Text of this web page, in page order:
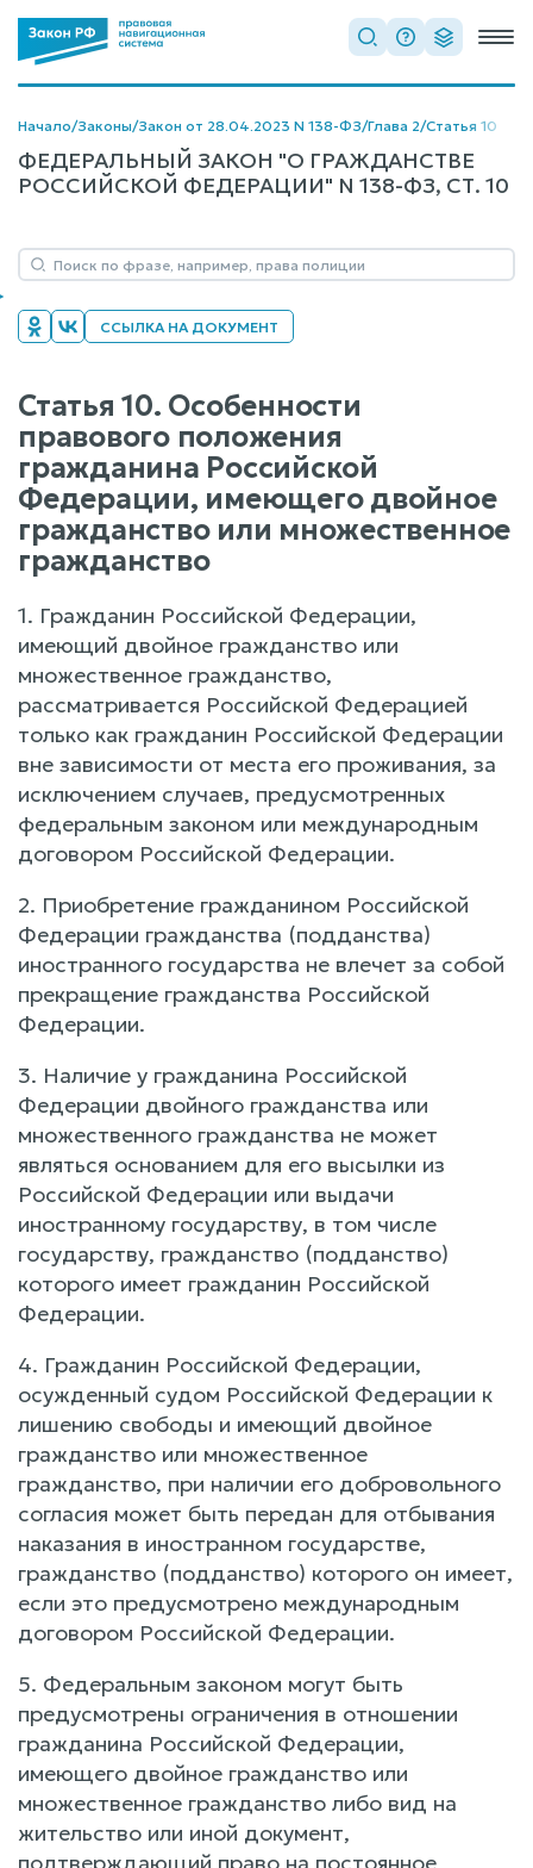
Начало/Законы/Закон от 28.04.2023 N 138-ФЗ/Глава 2/Статья 10
ФЕДЕРАЛЬНЫЙ ЗАКОН "О ГРАЖДАНСТВЕ
РОССИЙСКОЙ ФЕДЕРАЦИИ" N 138-ФЗ, СТ. 10
ССЫЛКА НА ДОКУМЕНТ
Статья 10. Особенности
правового положения
гражданина Российской
Федерации, имеющего двойное
гражданство или множественное
гражданство
1. Гражданин Российской Федерации,
имеющий двойное гражданство или
множественное гражданство,
рассматривается Российской Федерацией
только как гражданин Российской Федерации
вне зависимости от места его проживания, за
исключением случаев, предусмотренных
федеральным законом или международным
договором Российской Федерации.
2. Приобретение гражданином Российской
Федерации гражданства (подданства)
иностранного государства не влечет за собой
прекращение гражданства Российской
Федерации.
3. Наличие у гражданина Российской
Федерации двойного гражданства или
множественного гражданства не может
являться основанием для его высылки из
Российской Федерации или выдачи
иностранному государству, в том числе
государству, гражданство (подданство)
которого имеет гражданин Российской
Федерации.
4. Гражданин Российской Федерации,
осужденный судом Российской Федерации к
лишению свободы и имеющий двойное
гражданство или множественное
гражданство, при наличии его добровольного
согласия может быть передан для отбывания
наказания в иностранном государстве,
гражданство (подданство) которого он имеет,
если это предусмотрено международным
договором Российской Федерации.
5. Федеральным законом могут быть
предусмотрены ограничения в отношении
гражданина Российской Федерации,
имеющего двойное гражданство или
множественное гражданство либо вид на
жительство или иной документ,